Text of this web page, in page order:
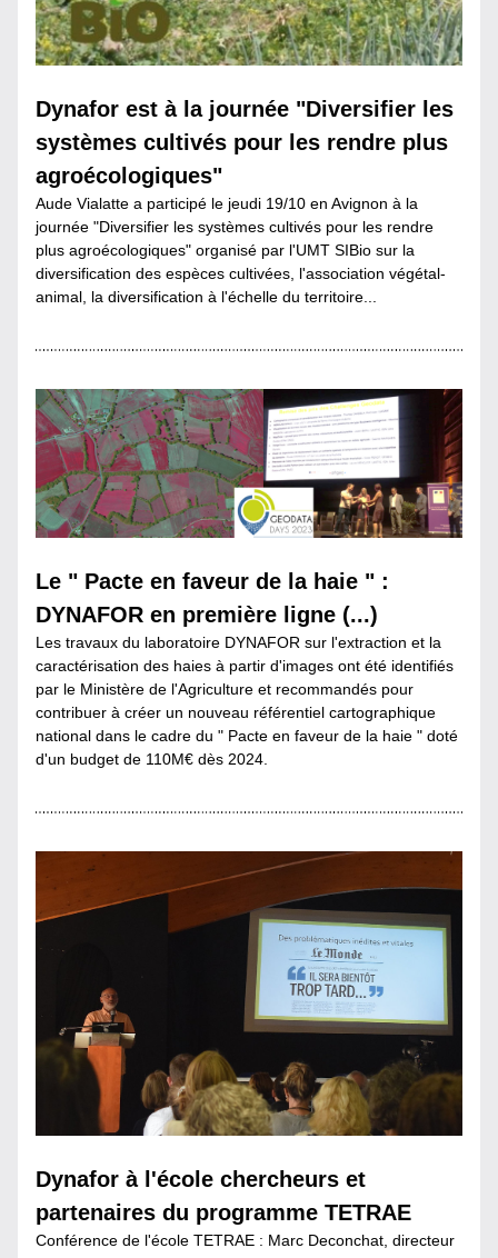
Dynafor est à la journée "Diversifier les
systèmes cultivés pour les rendre plus
agroécologiques"
Aude Vialatte a participé le jeudi 19/10 en Avignon à la
journée "Diversifier les systèmes cultivés pour les rendre
plus agroécologiques" organisé par l'UMT SIBio sur la
diversification des espèces cultivées, l'association végétal-
animal, la diversification à l'échelle du territoire...
Le " Pacte en faveur de la haie " :
DYNAFOR en première ligne (...)
Les travaux du laboratoire DYNAFOR sur l'extraction et la
caractérisation des haies à partir d'images ont été identifiés
par le Ministère de l'Agriculture et recommandés pour
contribuer à créer un nouveau référentiel cartographique
national dans le cadre du " Pacte en faveur de la haie " doté
d'un budget de 110M€ dès 2024.
Dynafor à l'école chercheurs et
partenaires du programme TETRAE
Conférence de l'école TETRAE : Marc Deconchat, directeur